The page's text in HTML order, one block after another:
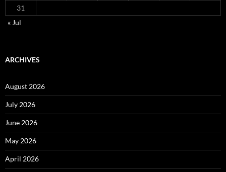
31
« Jul
ARCHIVES
August 2026
July 2026
June 2026
May 2026
April 2026